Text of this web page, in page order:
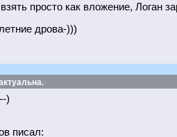
просто как вложение, Логан
дрова-)))
)
писал: